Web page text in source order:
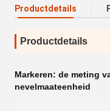
Productdetails
Productdetails
Markeren: de meting
nevelmaateenheid